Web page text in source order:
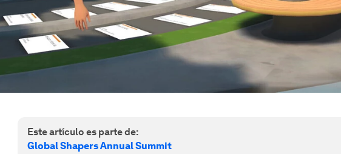
Este artículo es parte de:
Global Shapers Annual Summit